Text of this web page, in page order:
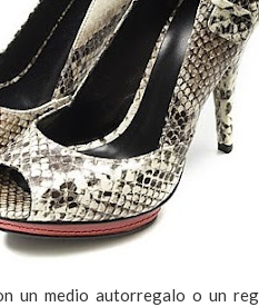
un medio autorregalo o un